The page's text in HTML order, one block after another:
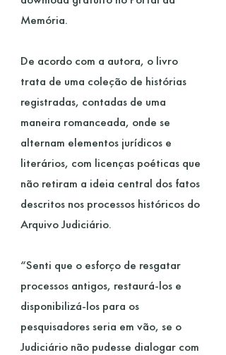
Memória.
De acordo com a autora, o livro
trata de uma coleção de histórias
registradas, contadas de uma
maneira romanceada, onde se
alternam elementos jurídicos e
literários, com licenças poéticas que
não retiram a ideia central dos fatos
descritos nos processos históricos do
Arquivo Judiciário.
“Senti que o esforço de resgatar
processos antigos, restaurá-los e
disponibilizá-los para os
pesquisadores seria em vão, se o
Judiciário não pudesse dialogar com